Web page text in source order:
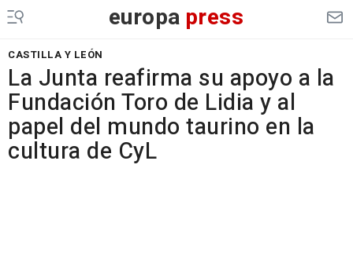
europa press
CASTILLA Y LEÓN
La Junta reafirma su apoyo a la
Fundación Toro de Lidia y al
papel del mundo taurino en la
cultura de CyL